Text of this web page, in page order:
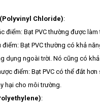
(Polyvinyl Chloride):
điểm: Bạt PVC thường được
điểm: Bạt PVC thường có khả
dụng ngoài trời. Nó cũng có
điểm: Bạt PVC có thể đắt
hại cho môi trường.
: